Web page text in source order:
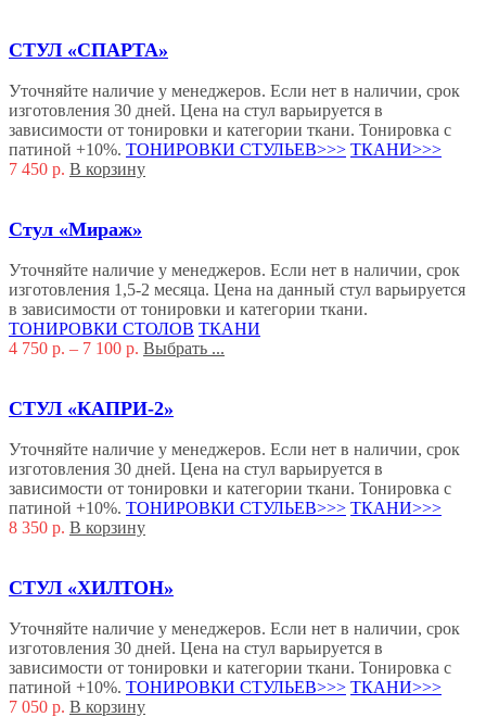
СТУЛ «СПАРТА»
Уточняйте наличие у менеджеров. Если нет в наличии, срок
изготовления 30 дней. Цена на стул варьируется в
зависимости от тонировки и категории ткани. Тонировка с
патиной +10%. ТОНИРОВКИ СТУЛЬЕВ>>> ТКАНИ>>>
7 450 р. В корзину
Стул «Мираж»
Уточняйте наличие у менеджеров. Если нет в наличии, срок
изготовления 1,5-2 месяца. Цена на данный стул варьируется
в зависимости от тонировки и категории ткани.
ТОНИРОВКИ СТОЛОВ ТКАНИ
4 750 р. – 7 100 р. Выбрать ...
СТУЛ «КАПРИ-2»
Уточняйте наличие у менеджеров. Если нет в наличии, срок
изготовления 30 дней. Цена на стул варьируется в
зависимости от тонировки и категории ткани. Тонировка с
патиной +10%. ТОНИРОВКИ СТУЛЬЕВ>>> ТКАНИ>>>
8 350 р. В корзину
СТУЛ «ХИЛТОН»
Уточняйте наличие у менеджеров. Если нет в наличии, срок
изготовления 30 дней. Цена на стул варьируется в
зависимости от тонировки и категории ткани. Тонировка с
патиной +10%. ТОНИРОВКИ СТУЛЬЕВ>>> ТКАНИ>>>
7 050 р. В корзину